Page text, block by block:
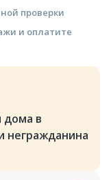
проверки
и оплатите
дома в
негражданина